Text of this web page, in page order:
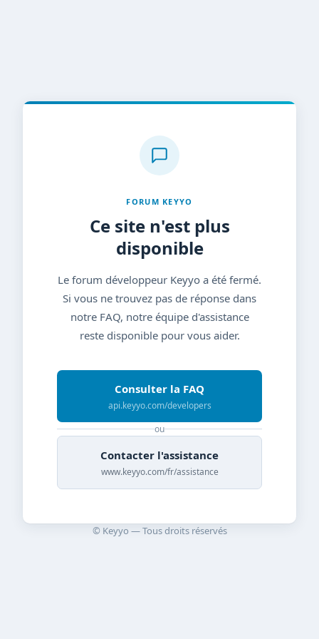
FORUM KEYYO
Ce site n'est plus
disponible
Le forum développeur Keyyo a été fermé.
Si vous ne trouvez pas de réponse dans
notre FAQ, notre équipe d'assistance
reste disponible pour vous aider.
Consulter la FAQ
api.keyyo.com/developers
ou
Contacter l'assistance
www.keyyo.com/fr/assistance
© Keyyo — Tous droits réservés